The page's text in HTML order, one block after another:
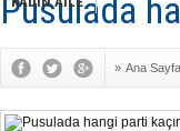
Pusulada
» Ana Sayfa